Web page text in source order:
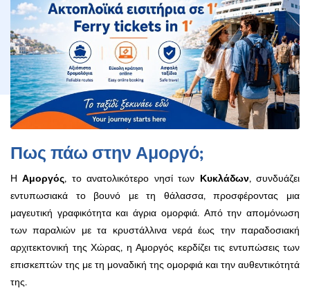
Πως πάω στην Αμοργό;
ΗΑμοργός, το ανατολικότερο νησί των Κυκλάδων, συνδυάζει
εντυπωσιακά το βουνό με τη θάλασσα, προσφέροντας μια
μαγευτική γραφικότητα και άγρια ομορφιά. Από την απομόνωση
των παραλιών με τα κρυστάλλινα νερά έως την παραδοσιακή
αρχιτεκτονική της Χώρας, η Αμοργός κερδίζει τις εντυπώσεις των
επισκεπτών της με τη μοναδική της ομορφιά και την αυθεντικότητά
της.